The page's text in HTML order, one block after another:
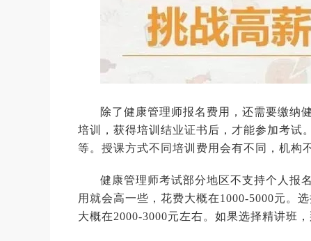
除了健康管理师报名费用，还需要缴纳
培训，获得培训结业证书后，才能参加考试
等。授课方式不同培训费用会有不同，机构
健康管理师考试部分地区不支持个人报
用就会高一些，花费大概在1000-5000元。
大概在2000-3000元左右。如果选择精讲班